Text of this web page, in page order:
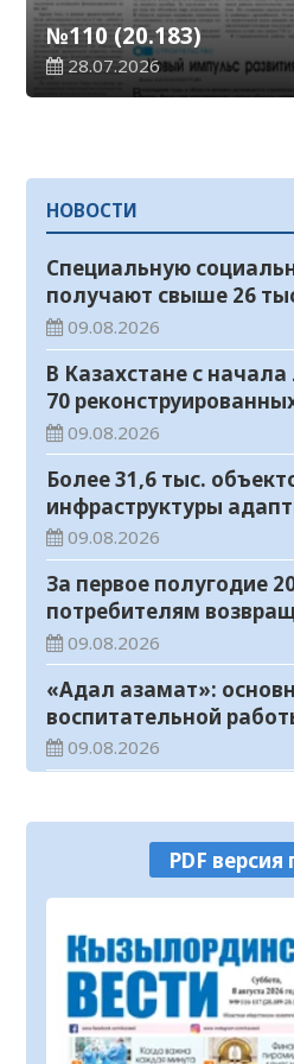
№110 (20.183)
28.07.2026
НОВОСТИ
Специальную
получают свыше 26
занятых во вредных
09.08.2026
В Казахстане с
70
железнодорожных
09.08.2026
Более 31,6 тыс.
инфраструктуры
с инвалидностью
09.08.2026
За первое полугодие
потребителям
тенге
09.08.2026
«Адал азамат»:
воспитательной
учебном году
09.08.2026
09.08.2026
Государство
граждан,
регионы для работы
08.08.2026
Казахстан
зерна и муки в
08.08.2026
PDF версия